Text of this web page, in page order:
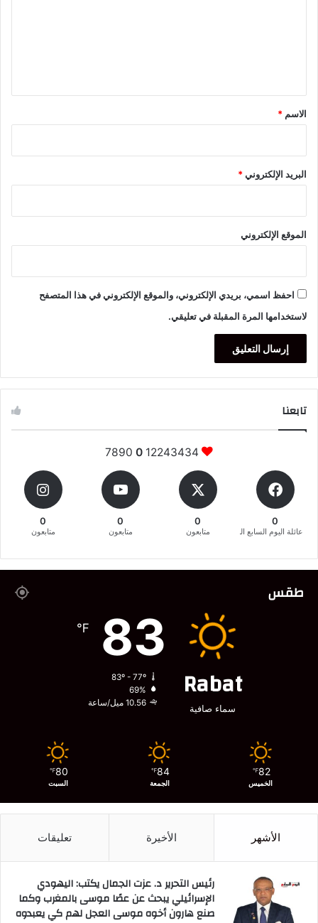
*
الاسم *
البريد الإلكتروني*
الموقع الإلكتروني
احفظ اسمي، بريدي الإلكتروني، والموقع الإلكتروني في هذا المتصفح
لاستخدامها المرة المقبلة في تعليقي.
تابعنا
12243434
0
0
عائلة اليوم السابع المغربية
0
متابعون
0
متابعون
0
متابعون
طقس
Rabat
سماء صافية
83
℉
83º - 77º
69%
10.56 ميل/ساعة
82
℉
الخميس
84
℉
الجمعة
80
℉
السبت
الأشهر الأخيرة تعليقات
رئيس التحرير د. عزت الجمال يكتب: اليهودي
الإسرائيلي يبحث عن عصًا موسى بالمغرب وكما
صنع هارون أخوه موسى العجل لهم كي يعبدوه